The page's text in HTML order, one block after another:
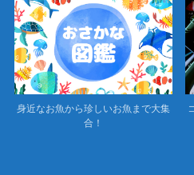
身近なお魚から珍しいお魚まで大集
合！